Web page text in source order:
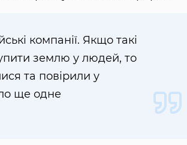
компанії. Якщо такі
землю у людей, то
та повірили у
ще одне